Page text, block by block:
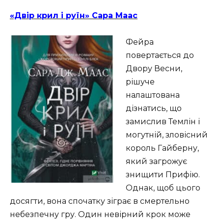
«Двір крил і руїн» Сара Маас
Фейра
повертається до
Двору Весни,
рішуче
налаштована
дізнатись, що
замислив Темлін і
могутній, зловісний
король Гайберну,
який загрожує
знищити Прифію.
Однак, щоб цього
досягти, вона спочатку зіграє в смертельно
небезпечну гру. Один невірний крок може